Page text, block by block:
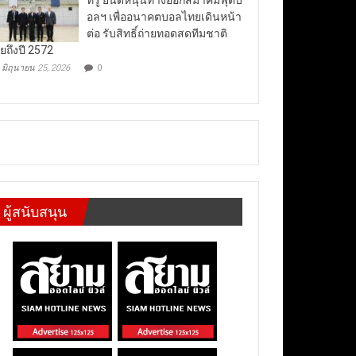
อลฯ เพื่ออนาคตบอลไทยเดินหน้า
ต่อ รับสิทธิ์ถ่ายทอดสดทีมชาติ
ถึงปี 2572
มิถุนายน 25, 2026 0
ผู้สนับสนุน